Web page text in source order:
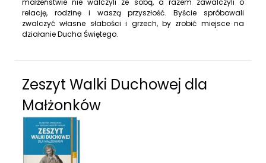
małżeństwie nie walczyli ze sobą, a razem zawalczyli o
relację, rodzinę i waszą przyszłość. Byście spróbowali
zwalczyć własne słabości i grzech, by zrobić miejsce na
działanie Ducha Świętego.
Zeszyt Walki Duchowej dla
Małżonków